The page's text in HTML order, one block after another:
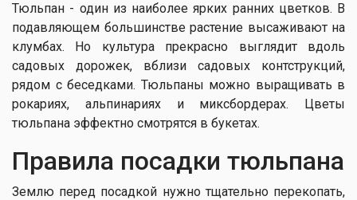
Тюльпан - один из наиболее ярких ранних цветков. В
подавляющем большинстве растение высаживают на
клумбах. Но культура прекрасно выглядит вдоль
садовых дорожек, вблизи садовых контструкций,
рядом с беседками. Тюльпаны можно выращивать в
рокариях, альпинариях и миксбордерах. Цветы
тюльпана эффектно смотрятся в букетах.
Правила посадки тюльпана
Землю перед посадкой нужно тщательно перекопать,